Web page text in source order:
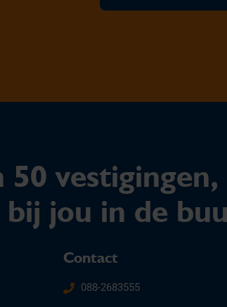
50 vestigingen,
jou in de
Contact
088-2683555